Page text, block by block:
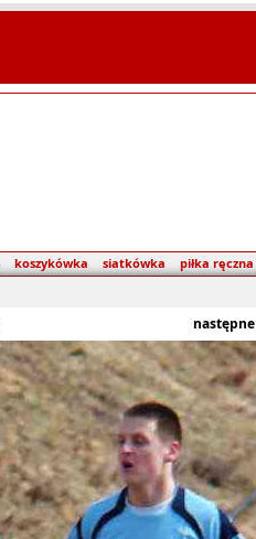
koszykówka siatkówka piłka ręczna
następne